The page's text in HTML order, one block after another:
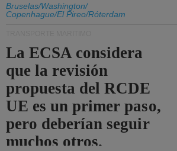
Bruselas/Washington/
Copenhague/El Pireo/Róterdam
La ECSA considera
que la revisión
propuesta del RCDE
UE es un primer paso,
pero deberían seguir
muchos otros.